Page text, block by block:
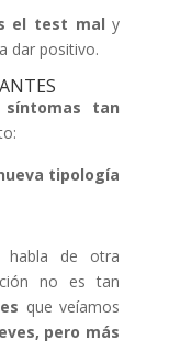
el test mal y
dar positivo.
tan
tipología
de otra
no es tan
que veíamos
pero más